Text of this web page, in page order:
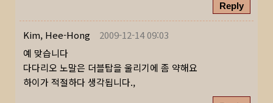
Reply
Kim, Hee-Hong
2009-12-14 09:03
예 맞습니다
다다리오 노말은 더블탑을 울리기에 좀 약해요
하이가 적절하다 생각됩니다.,